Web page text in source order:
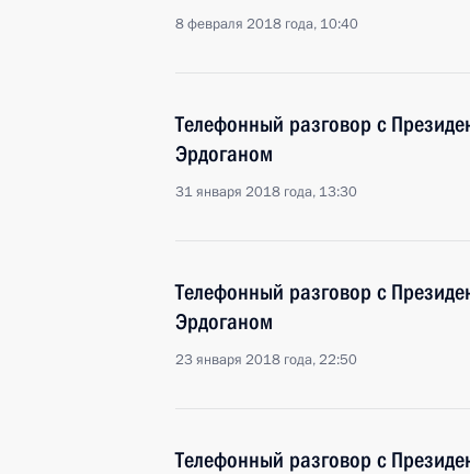
8 февраля 2018 года, 10:40
Телефонный разговор с
Эрдоганом
31 января 2018 года, 13:30
Телефонный разговор с
Эрдоганом
23 января 2018 года, 22:50
Телефонный разговор с